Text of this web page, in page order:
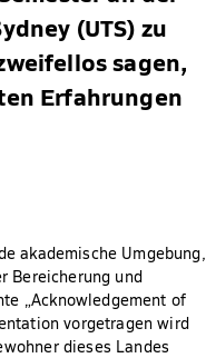
(UTS) zu
sagen,
Erfahrungen
akademische Umgebung,
Bereicherung und
„Acknowledgement of
vorgetragen wird
dieses Landes